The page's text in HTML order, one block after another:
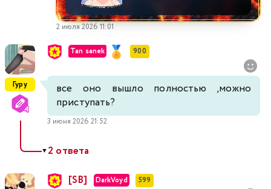
2 июля 2026 11:01
Гуру
Tan sanek 900
все оно вышло полностью ,можно
приступать?
3 июня 2026 21:52
▼2 ответа
[SB] DarkVoyd 599